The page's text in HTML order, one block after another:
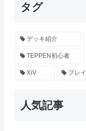
タグ
デッキ紹介
TEPPEN初心者
XiV プレ
人気記事